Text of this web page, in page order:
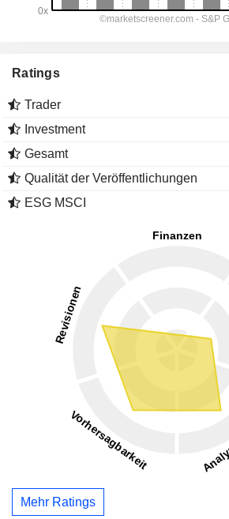
Ratings
Trader
Investment
Gesamt
Qualität der Veröffentlichungen
ESG MSCI
Mehr Ratings